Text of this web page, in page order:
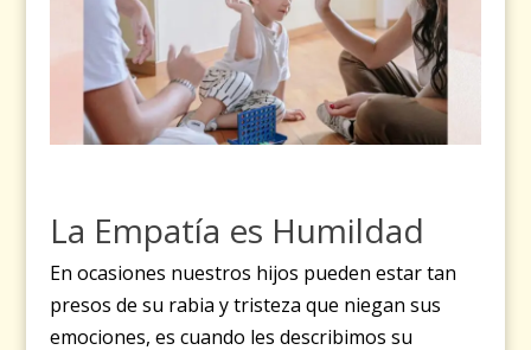
La Empatía es Humildad
En ocasiones nuestros hijos pueden estar tan
presos de su rabia y tristeza que niegan sus
emociones, es cuando les describimos su